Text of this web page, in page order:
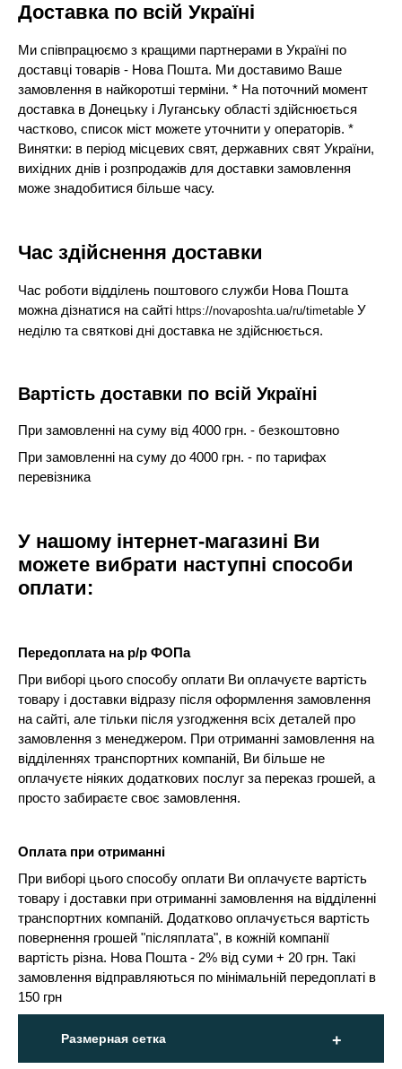
Доставка по всій Україні
Ми співпрацюємо з кращими партнерами в Україні по
доставці товарів - Нова Пошта. Ми доставимо Ваше
замовлення в найкоротші терміни. * На поточний момент
доставка в Донецьку і Луганську області здійснюється
частково, список міст можете уточнити у операторів. *
Винятки: в період місцевих свят, державних свят України,
вихідних днів і розпродажів для доставки замовлення
може знадобитися більше часу.
Час здійснення доставки
Час роботи відділень поштового служби Нова Пошта
можна дізнатися на сайтіhttps://novaposhta.ua/ru/timetable У
неділю та святкові дні доставка не здійснюється.
Вартість доставки по всій Україні
При замовленні на суму від 4000 грн. - безкоштовно
При замовленні на суму до 4000 грн. - по тарифах
перевізника
У нашому інтернет-магазині Ви
можете вибрати наступні способи
оплати:
Передоплата на р/р ФОПа
При виборі цього способу оплати Ви оплачуєте вартість
товару і доставки відразу після оформлення замовлення
на сайті, але тільки після узгодження всіх деталей про
замовлення з менеджером. При отриманні замовлення на
відділеннях транспортних компаній, Ви більше не
оплачуєте ніяких додаткових послуг за переказ грошей, а
просто забираєте своє замовлення.
Оплата при отриманні
При виборі цього способу оплати Ви оплачуєте вартість
товару і доставки при отриманні замовлення на відділенні
транспортних компаній. Додатково оплачується вартість
повернення грошей "післяплата", в кожній компанії
вартість різна. Нова Пошта - 2% від суми + 20 грн. Такі
замовлення відправляються по мінімальній передоплаті в
150 грн
Размерная сетка